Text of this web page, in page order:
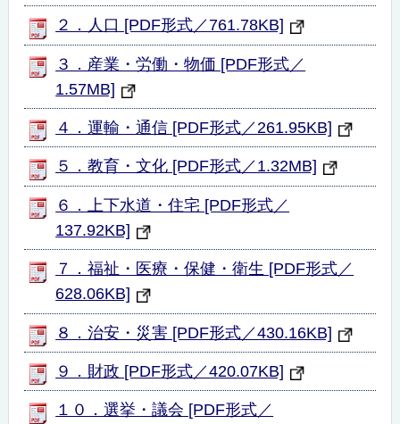
２．人口 [PDF形式／761.78KB]
３．産業・労働・物価 [PDF形式／
1.57MB]
４．運輸・通信 [PDF形式／261.95KB]
５．教育・文化 [PDF形式／1.32MB]
６．上下水道・住宅 [PDF形式／
137.92KB]
７．福祉・医療・保健・衛生 [PDF形式／
628.06KB]
８．治安・災害 [PDF形式／430.16KB]
９．財政 [PDF形式／420.07KB]
１０．選挙・議会 [PDF形式／